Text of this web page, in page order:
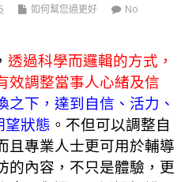
如何幫您過更好
No
透過科學而邏輯的方式，
效調整當事人心緒及信
之下，達到自信、活力、
狀態 。不但可以調整自
且專業人士更可用於輔導
的內容，不只是體驗，更